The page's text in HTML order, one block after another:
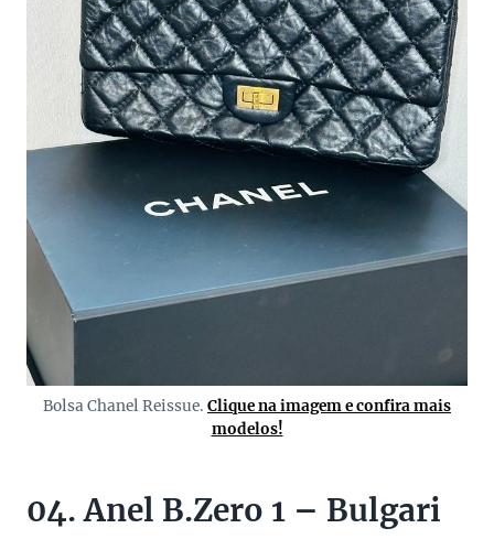
Bolsa Chanel Reissue. Clique na imagem e confira mais
modelos!
04. Anel B.Zero 1 – Bulgari